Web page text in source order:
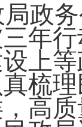
局政
年
上
梳
高